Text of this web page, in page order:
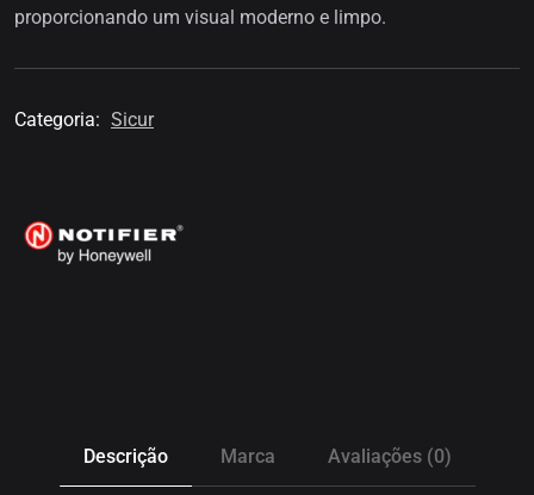
proporcionando um visual moderno e limpo.
Categoria: Sicur
Descrição Marca Avaliações (0)